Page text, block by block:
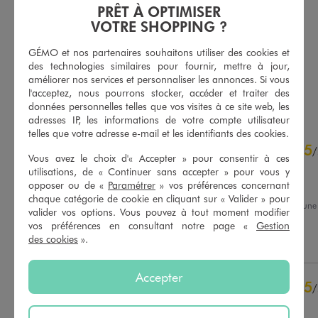
Veste en jean classique femme
27,99 €
5/5 de moyenne
(163 avis)
AJOUTER AU PANIER
Short rayé ample en viscose et lin avec taille ajustable femme
19,99 €
5/5 de moyenne
(34 avis)
AJOUTERAU PANIER
4.6/
Basé sur119 avis soumis à un
contrôle
Voir tous les avis sur ce site
84
4
étoiles
3
5/
Avis vérifié et récompensé
Très joli et bien taillé
Avis du 04/08/2026 , suite à
20/07/2026 par Carine S.
5/
PRÊT À OPTIMISER
VOTRE SHOPPING ?
GÉMO et nos partenaires souhaitons utiliser des cookies et
des technologies similaires pour fournir, mettre à jour,
améliorer nos services et personnaliser les annonces. Si vous
l'acceptez, nous pourrons stocker, accéder et traiter des
données personnelles telles que vos visites à ce site web, les
adresses IP, les informations de votre compte utilisateur
telles que votre adresse e-mail et les identifiants des cookies.
Vous avez le choix d'« Accepter » pour consentir à ces
utilisations, de « Continuer sans accepter » pour vous y
opposer ou de « Paramétrer » vos préférences concernant
chaque catégorie de cookie en cliquant sur « Valider » pour
valider vos options. Vous pouvez à tout moment modifier
vos préférences en consultant notre page « Gestion
des cookies ».
Accepter